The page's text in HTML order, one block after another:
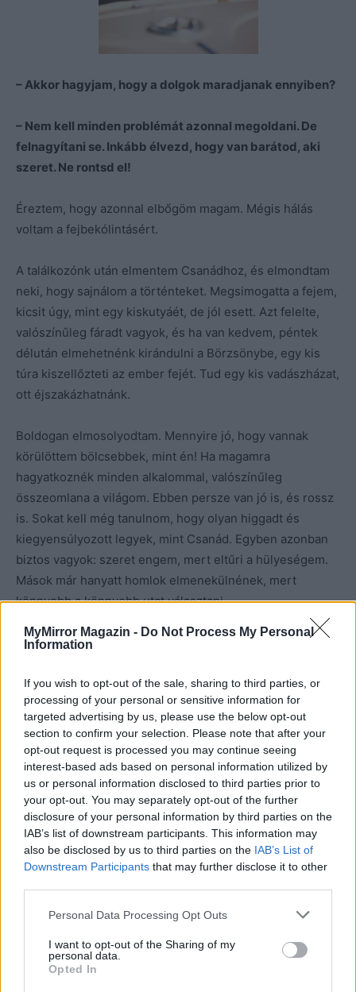
MyMirror Magazin - Do Not Process My Personal
Information
If you wish to opt-out of the sale, sharing to third parties, or
processing of your personal or sensitive information for
targeted advertising by us, please use the below opt-out
section to confirm your selection. Please note that after your
opt-out request is processed you may continue seeing
interest-based ads based on personal information utilized by
us or personal information disclosed to third parties prior to
your opt-out. You may separately opt-out of the further
disclosure of your personal information by third parties on the
IAB’s list of downstream participants. This information may
also be disclosed by us to third parties on the IAB’s List of
Downstream Participants that may further disclose it to other
Personal Data Processing Opt Outs
I want to opt-out of the Sharing of my
personal data.
Opted In
– Akkor hagyjam, hogy a dolgok maradjanak ennyiben?
– Nem kell minden problémát azonnal megoldani. De
felnagyítani se. Inkább élvezd, hogy van barátod, aki
szeret. Ne rontsd el!
Éreztem, hogy azonnal elbőgöm magam. Mégis hálás
voltam a fejbekólintásért.
A találkozónk után elmentem Csanádhoz, és elmondtam
neki, hogy sajnálom a történteket. Megsimogatta a fejem,
kicsit úgy, mint egy kiskutyáét, de jól esett. Azt felelte,
valószínűleg fáradt vagyok, és ha van kedvem, péntek
délután elmehetnénk kirándulni a Börzsönybe, egy kis
túra kiszellőzteti az ember fejét. Tud egy kis vadászházat,
ott éjszakázhatnánk.
Boldogan elmosolyodtam. Mennyire jó, hogy vannak
körülöttem bölcsebbek, mint én! Ha magamra
hagyatkoznék minden alkalommal, valószínűleg
összeomlana a világom. Ebben persze van jó is, és rossz
is. Sokat kell még tanulnom, hogy olyan higgadt és
kiegyensúlyozott legyek, mint Csanád. Egyben azonban
biztos vagyok: szeret engem, mert eltűri a hülyeségem.
Mások már hanyatt homlok elmenekülnének, mert
könnyebb a könnyebb utat választani.
Igaza van Zsófinak, nem kell, és nem is lehet minden
mert ha túl sokat agyalok, tényleg elefánt lesz a bolhából.
Szegény anya! Ha hazaérek, bocsánatot kérek tőle.
Tudom, hogy nem fog haragudni rám. Szeret engem, de
ez nem jelenti, hogy bánthatom őt kedvem szerint.
Hazafelé menet az utcán jött rám a bőghetnék. Szerettem
volna, hogy essen az eső, mint a filmekben, hogy ne
látszódjon rajtam, de az égi rendező napsütést rendelt.
Így csak törölgettem a szemem, és megkönnyebbülve
léptem be az ajtónkon. A lakás üres volt, nem erre
készültem. Megmosakodtam, és úgy döntöttem, csinálok
egy gyors vacsorát kettőnknek, és megint a régi lesz
Folytatjuk…